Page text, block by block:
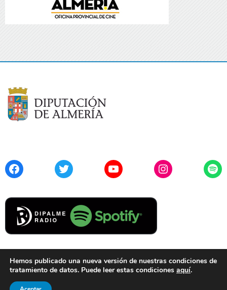
FacebookTwitter YouTubeInstagram
Cookies
Hemos publicado una nueva versión de nuestras condiciones de
tratamiento de datos. Puede leer estas condiciones aquí.